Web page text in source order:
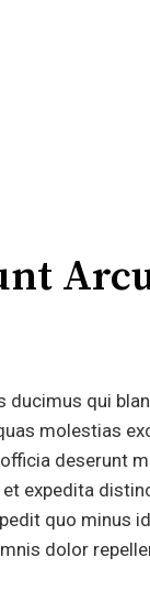
qui
molestias
deserunt
expedita
quo minus
dolor